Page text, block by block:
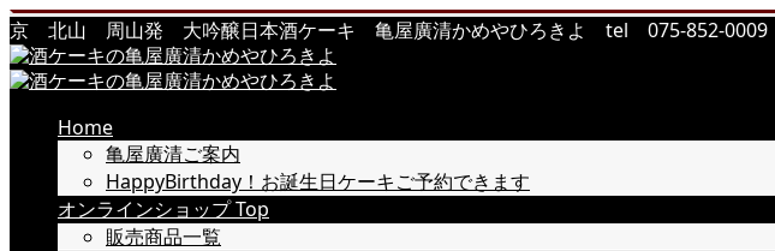
京 北山 周山発 大吟醸日本酒ケーキ 亀屋廣清かめやひろきよ tel 075-852-0009
Home
亀屋廣清ご案内
HappyBirthday！お誕生日ケーキご予約できます
オンラインショップ Top
販売商品一覧